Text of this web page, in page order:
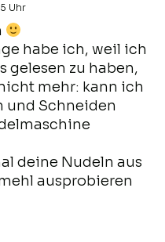
Uhr
habe ich, weil ich
gelesen zu haben,
mehr: kann ich
und Schneiden
deine Nudeln aus
ausprobieren